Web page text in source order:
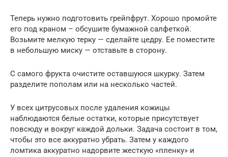
Теперь нужно подготовить грейпфрут. Хорошо промойте
его под краном – обсушите бумажной салфеткой.
Возьмите мелкую терку — сделайте цедру. Ее поместите
в небольшую миску — отставьте в сторону.
С самого фрукта очистите оставшуюся шкурку. Затем
разделите пополам или на несколько частей.
У всех цитрусовых после удаления кожицы
наблюдаются белые остатки, которые присутствует
повсюду и вокруг каждой дольки. Задача состоит в том,
чтобы это все аккуратно убрать. Затем у каждого
ломтика аккуратно надорвите жесткую «пленку» и